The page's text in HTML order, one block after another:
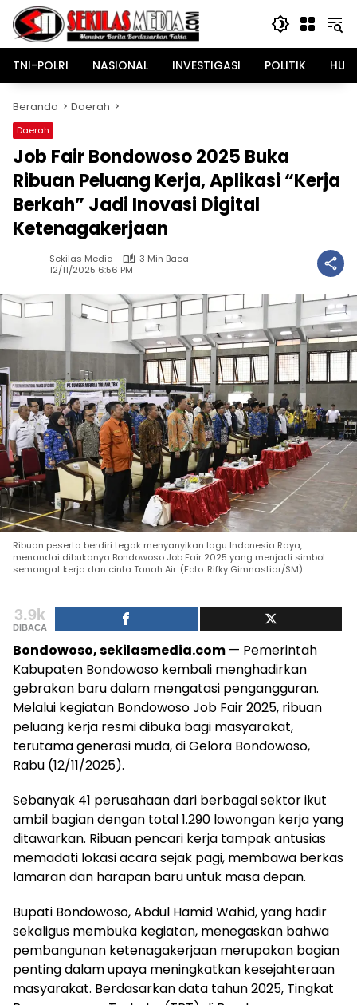
Langsung
konten
TNI-POLRI
NASIONAL INVESTIGASI POLITIK
Beranda Daerah
Daerah
Job Fair Bondowoso 2025 Buka
Ribuan Peluang Kerja, Aplikasi “Kerja
Berkah” Jadi Inovasi Digital
Ketenagakerjaan
Sekilas Media
3 Min Baca
12/11/2025 6:56 PM
Ribuan peserta berdiri tegak menyanyikan lagu Indonesia Raya,
menandai dibukanya Bondowoso Job Fair 2025 yang menjadi simbol
semangat kerja dan cinta Tanah Air. (Foto: Rifky Gimnastiar/SM)
3.9k
DIBACA
Bondowoso, sekilasmedia.com — Pemerintah
Kabupaten Bondowoso kembali menghadirkan
gebrakan baru dalam mengatasi pengangguran.
Melalui kegiatan Bondowoso Job Fair 2025, ribuan
peluang kerja resmi dibuka bagi masyarakat,
terutama generasi muda, di Gelora Bondowoso,
Rabu (12/11/2025).
Sebanyak 41 perusahaan dari berbagai sektor ikut
ambil bagian dengan total 1.290 lowongan kerja yang
ditawarkan. Ribuan pencari kerja tampak antusias
memadati lokasi acara sejak pagi, membawa berkas
lamaran dan harapan baru untuk masa depan.
Bupati Bondowoso, Abdul Hamid Wahid, yang hadir
sekaligus membuka kegiatan, menegaskan bahwa
pembangunan ketenagakerjaan merupakan bagian
penting dalam upaya meningkatkan kesejahteraan
masyarakat. Berdasarkan data tahun 2025, Tingkat